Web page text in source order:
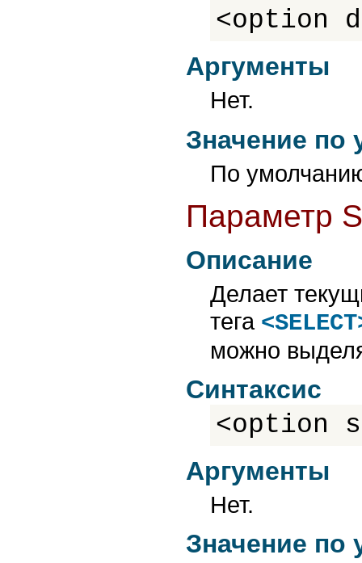
<option
Аргументы
Нет.
Значение по
По
Параметр
Описание
Делает
тега
можно
Синтаксис
<option
Аргументы
Нет.
Значение по